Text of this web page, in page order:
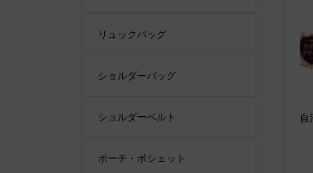
自
リュックバッグ
ショルダーバッグ
ショルダーベルト
ポーチ・ポシェット